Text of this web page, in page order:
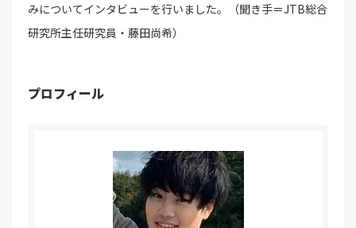
みについてインタビューを行いました。（聞き手＝JTB総合
研究所主任研究員・藤田尚希）
プロフィール